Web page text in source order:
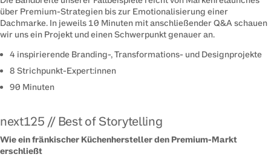
über Premium-Strategien bis zur Emotionalisierung einer
Dachmarke. In jeweils 10 Minuten mit anschließender Q&A schauen
wir uns ein Projekt und einen Schwerpunkt genauer an.
4 inspirierende Branding-, Transformations- und Designprojekte
8 Strichpunkt-Expert:innen
90 Minuten
next125 // Best of Storytelling
Wie ein fränkischer Küchenhersteller den Premium-Markt
erschließt